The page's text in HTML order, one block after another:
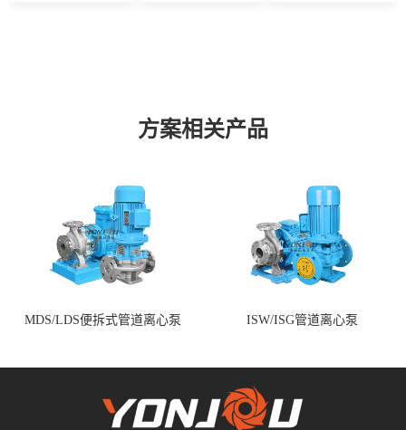
方案相关产品
MDS/LDS便拆式管道离心泵 ISW/ISG管道离心泵